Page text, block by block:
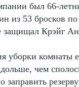
был 66-
из 53 бросков
защищал Крэйг
уборки комнаты
чем
заправить